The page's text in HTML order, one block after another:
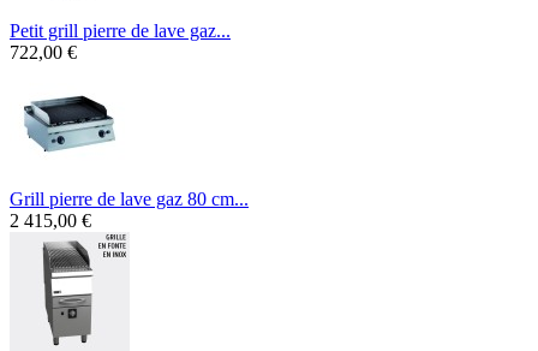
Petit grill pierre de lave gaz...
722,00 €
Grill pierre de lave gaz 80 cm...
2 415,00 €